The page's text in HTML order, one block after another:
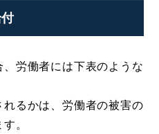
労働者には下表のような
るかは、労働者の被害の
。